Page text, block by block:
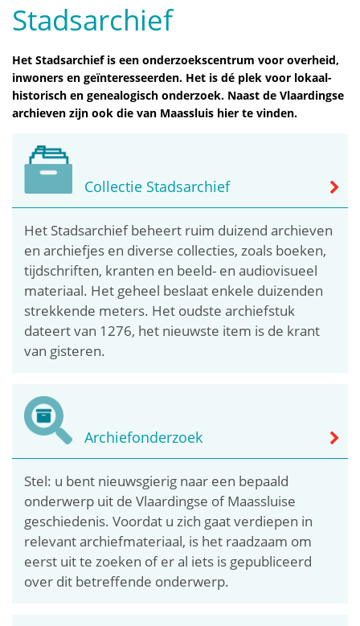
Stadsarchief
Het Stadsarchief is een onderzoekscentrum voor overheid,
inwoners en geïnteresseerden. Het is dé plek voor lokaal-
historisch en genealogisch onderzoek. Naast de Vlaardingse
archieven zijn ook die van Maassluis hier te vinden.
Collectie Stadsarchief
Het Stadsarchief beheert ruim duizend archieven
en archiefjes en diverse collecties, zoals boeken,
tijdschriften, kranten en beeld- en audiovisueel
materiaal. Het geheel beslaat enkele duizenden
strekkende meters. Het oudste archiefstuk
dateert van 1276, het nieuwste item is de krant
van gisteren.
Archiefonderzoek
Stel: u bent nieuwsgierig naar een bepaald
onderwerp uit de Vlaardingse of Maassluise
geschiedenis. Voordat u zich gaat verdiepen in
relevant archiefmateriaal, is het raadzaam om
eerst uit te zoeken of er al iets is gepubliceerd
over dit betreffende onderwerp.